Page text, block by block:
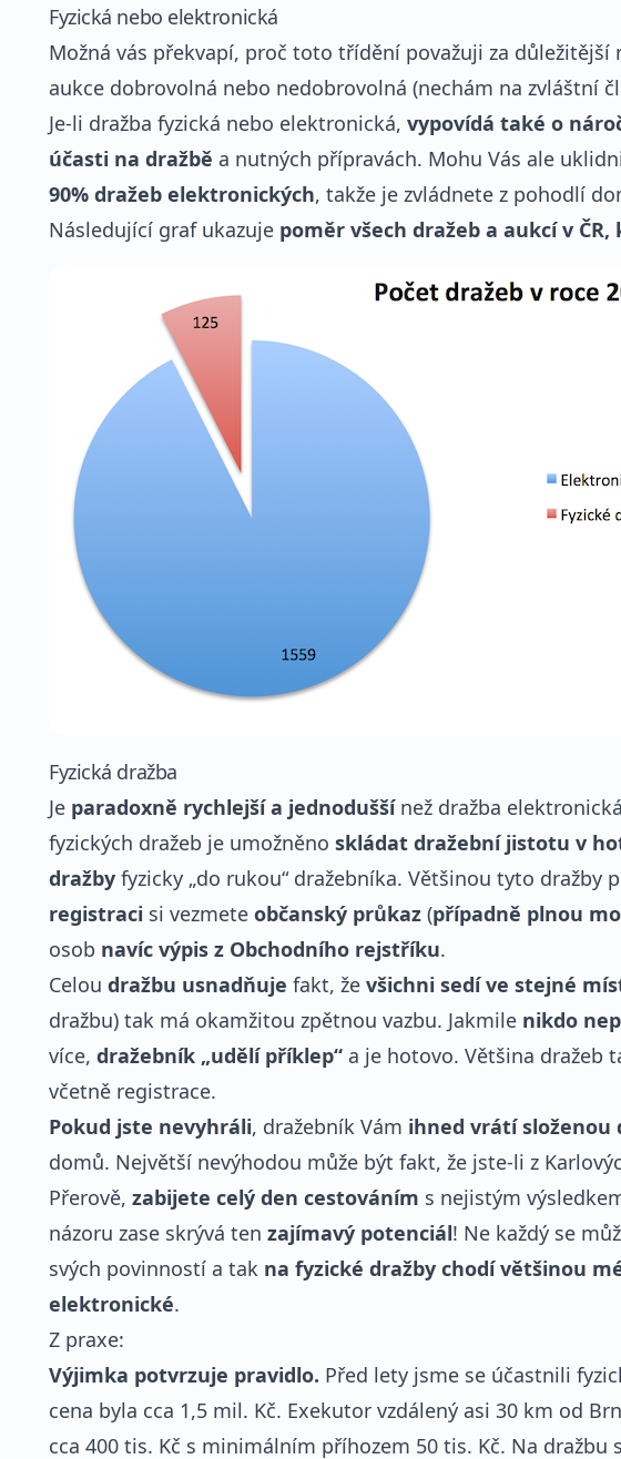
Fyzická nebo elektronická
Možná vás překvapí, proč toto třídění považuji za důležitější
aukce dobrovolná nebo nedobrovolná (nechám na zvláštní
Je-li dražba fyzická nebo elektronická, vypovídá také o
účasti na dražbě a nutných přípravách. Mohu Vás ale
90% dražeb elektronických, takže je zvládnete z pohodlí
Následující graf ukazuje poměr všech dražeb a aukcí v
Fyzická dražba
Je paradoxně rychlejší a jednoduššínež dražba
fyzických dražeb je umožněno skládat dražební jistotu v
dražby fyzicky „do rukou“ dražebníka. Většinou tyto dražby
registraci si vezmete občanský průkaz (případně plnou
osob navíc výpis z Obchodního rejstříku.
Celou dražbu usnadňuje fakt, že všichni sedí ve stejné
dražbu) tak má okamžitou zpětnou vazbu. Jakmile nikdo
více, dražebník „udělí příklep“ a je hotovo. Většina dražeb
včetně registrace.
Pokud jste nevyhráli, dražebník Vám ihned vrátí složenou
domů. Největší nevýhodou může být fakt, že jste-li z
Přerově, zabijete celý den cestováním s nejistým
názoru zase skrývá ten zajímavý potenciál! Ne každý se
svých povinností a tak na fyzické dražby chodí většinou
elektronické.
Z praxe:
Výjimka potvrzuje pravidlo. Před lety jsme se účastnili
cena byla cca 1,5 mil. Kč. Exekutor vzdálený asi 30 km od
cca 400 tis. Kč s minimálním příhozem 50 tis. Kč. Na dražbu